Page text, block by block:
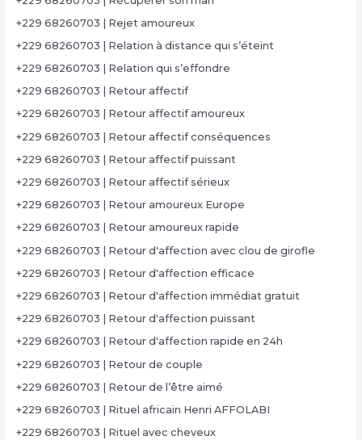
+229 68260703 | Rejet amoureux
+229 68260703 | Relation à distance qui s’éteint
+229 68260703 | Relation qui s’effondre
+229 68260703 | Retour affectif
+229 68260703 | Retour affectif amoureux
+229 68260703 | Retour affectif conséquences
+229 68260703 | Retour affectif puissant
+229 68260703 | Retour affectif sérieux
+229 68260703 | Retour amoureux Europe
+229 68260703 | Retour amoureux rapide
+229 68260703 | Retour d'affection avec clou de girofle
+229 68260703 | Retour d'affection efficace
+229 68260703 | Retour d'affection immédiat gratuit
+229 68260703 | Retour d'affection puissant
+229 68260703 | Retour d'affection rapide en 24h
+229 68260703 | Retour de couple
+229 68260703 | Retour de l’être aimé
+229 68260703 | Rituel africain Henri AFFOLABI
+229 68260703 | Rituel avec cheveux